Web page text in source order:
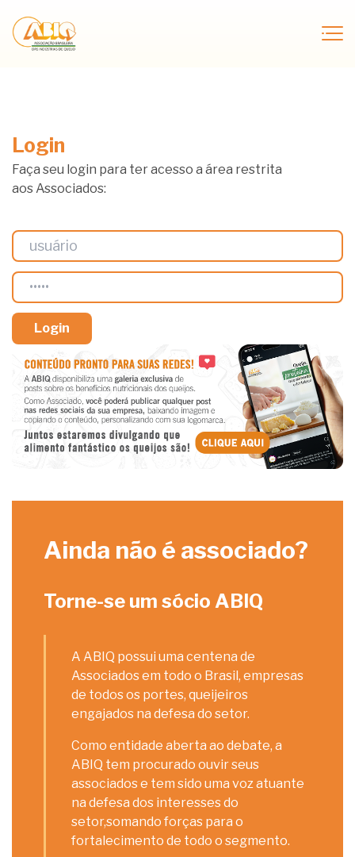
Login
Faça seu login para ter acesso a área restrita
aos Associados:
Ainda não é associado?
Torne-se um sócio ABIQ
A ABIQ possui uma centena de
Associados em todo o Brasil, empresas
de todos os portes, queijeiros
engajados na defesa do setor.
Como entidade aberta ao debate, a
ABIQ tem procurado ouvir seus
associados e tem sido uma voz atuante
na defesa dos interesses do
setor,somando forças para o
fortalecimento de todo o segmento.